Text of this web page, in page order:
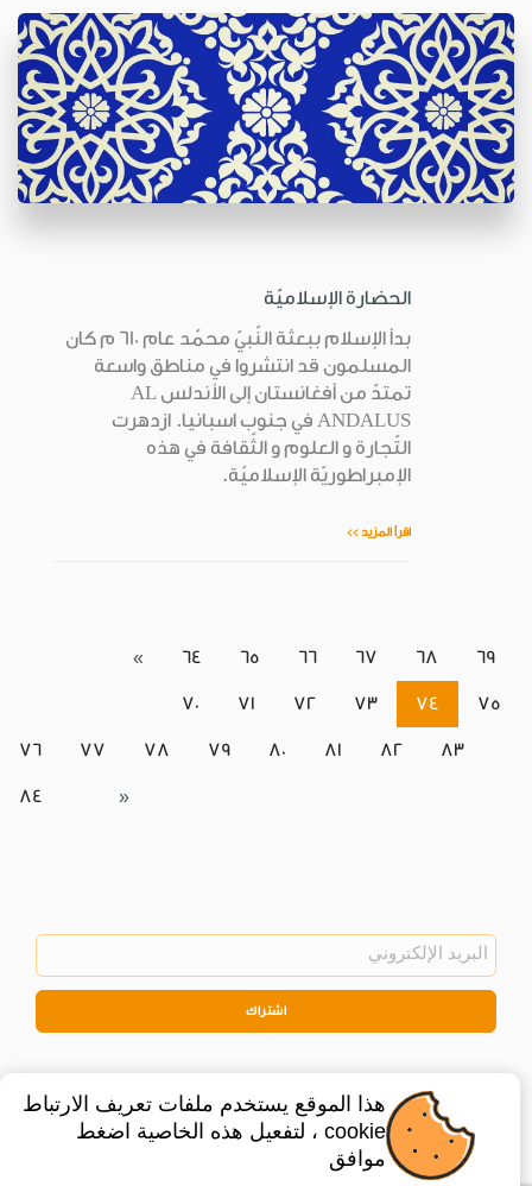
الحضارة الإسلاميّة
بدأ الإسلام ببعثة النّبيّ محمّد عام ٦١٠ م كان
المسلمون قد انتشروا في مناطق واسعة
تمتدّ من أفغانستان إلى الأندلس AL
ANDALUS في جنوب اسبانيا. ازدهرت
التّجارة و العلوم و الثّقافة في هذه
الإمبراطوريّة الإسلاميّة.
اقرأ المزيد >>
« 64 65 66 67 68 69
70 71 72 73 74 75
76 77 78 79 80 81 82 83
84 »
اشتراك
هذا الموقع يستخدم ملفات تعريف الارتباط
cookie ، لتفعيل هذه الخاصية اضغط
موافق